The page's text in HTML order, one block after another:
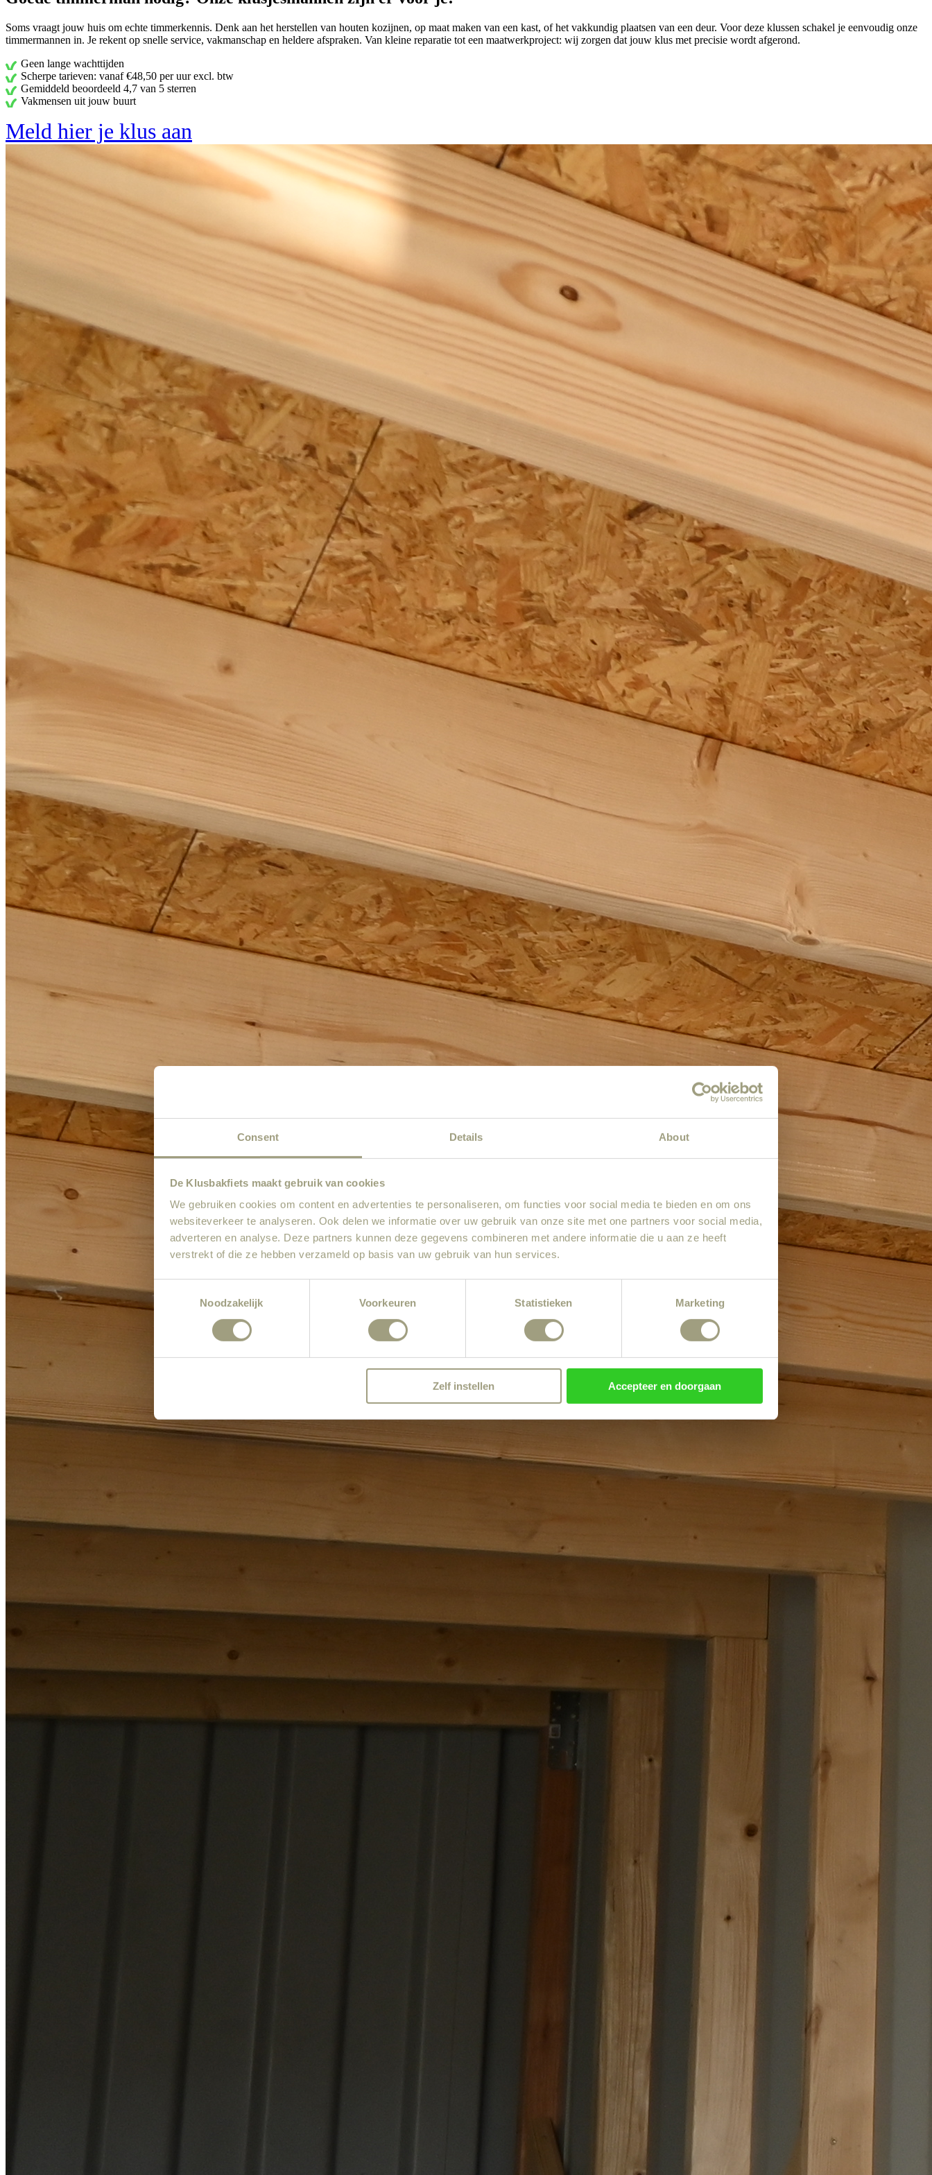
Consent Details About
De Klusbakfiets maakt gebruik van cookies
We gebruiken cookies om content en advertenties te personaliseren, om functies voor social media te bieden en om ons
websiteverkeer te analyseren. Ook delen we informatie over uw gebruik van onze site met one partners voor social media,
adverteren en analyse. Deze partners kunnen deze gegevens combineren met andere informatie die u aan ze heeft
verstrekt of die ze hebben verzameld op basis van uw gebruik van hun services.
Selection
Noodzakelijk Voorkeuren Statistieken Marketing
Zelf instellen Accepteer en doorgaan
Soms vraagt jouw huis om echte timmerkennis. Denk aan het herstellen van houten kozijnen, op maat maken van een kast, of het vakkundig plaatsen van een deur. Voor deze klussen schakel je eenvoudig onze
timmermannen in. Je rekent op snelle service, vakmanschap en heldere afspraken. Van kleine reparatie tot een maatwerkproject: wij zorgen dat jouw klus met precisie wordt afgerond.
Geen lange wachttijden
Scherpe tarieven: vanaf €48,50 per uur excl. btw
Gemiddeld beoordeeld 4,7 van 5 sterren
Vakmensen uit jouw buurt
Meld hier je klus aan